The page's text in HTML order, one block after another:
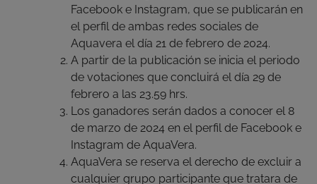
Facebook e Instagram, que se publicarán en
el perfil de ambas redes sociales de
Aquavera el día 21 de febrero de 2024.
A partir de la publicación se inicia el periodo
de votaciones que concluirá el día 29 de
febrero a las 23.59 hrs.
Los ganadores serán dados a conocer el 8
de marzo de 2024 en el perfil de Facebook e
Instagram de AquaVera.
AquaVera se reserva el derecho de excluir a
cualquier grupo participante que tratara de